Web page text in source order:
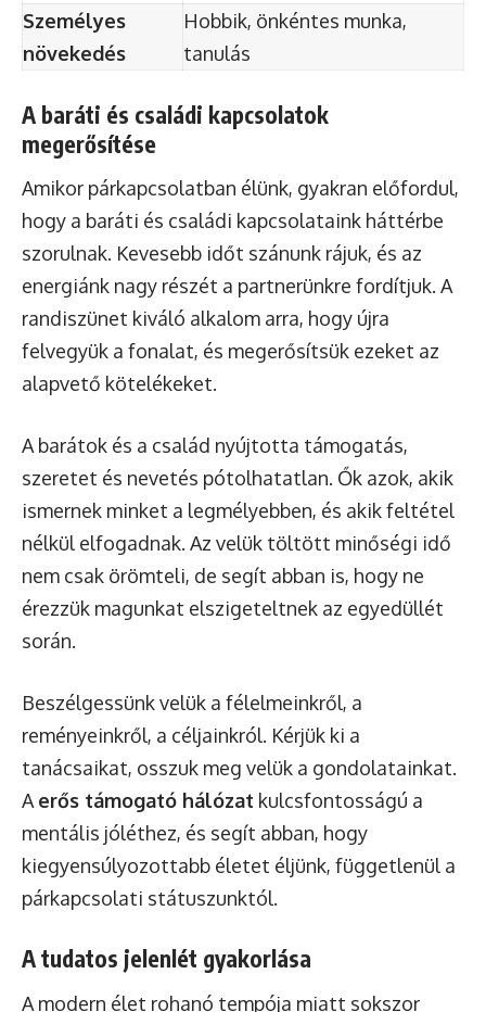
Személyes
növekedés
Hobbik, önkéntes munka,
tanulás
A baráti és családi kapcsolatok
megerősítése
Amikor párkapcsolatban élünk, gyakran előfordul,
hogy a baráti és családi kapcsolataink háttérbe
szorulnak. Kevesebb időt szánunk rájuk, és az
energiánk nagy részét a partnerünkre fordítjuk. A
randiszünet kiváló alkalom arra, hogy újra
felvegyük a fonalat, és megerősítsük ezeket az
alapvető kötelékeket.
A barátok és a család nyújtotta támogatás,
szeretet és nevetés pótolhatatlan. Ők azok, akik
ismernek minket a legmélyebben, és akik feltétel
nélkül elfogadnak. Az velük töltött minőségi idő
nem csak örömteli, de segít abban is, hogy ne
érezzük magunkat elszigeteltnek az egyedüllét
során.
Beszélgessünk velük a félelmeinkről, a
reményeinkről, a céljainkról. Kérjük ki a
tanácsaikat, osszuk meg velük a gondolatainkat.
A erős támogató hálózat kulcsfontosságú a
mentális jóléthez, és segít abban, hogy
kiegyensúlyozottabb életet éljünk, függetlenül a
párkapcsolati státuszunktól.
A tudatos jelenlét gyakorlása
A modern élet rohanó tempója miatt sokszor